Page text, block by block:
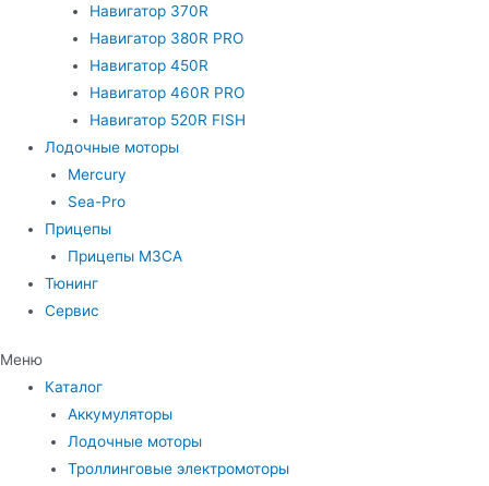
Навигатор 370R
Навигатор 380R PRO
Навигатор 450R
Навигатор 460R PRO
Навигатор 520R FISH
Лодочные моторы
Mercury
Sea-Pro
Прицепы
Прицепы МЗСА
Тюнинг
Сервис
Меню
Каталог
Аккумуляторы
Лодочные моторы
Троллинговые электромоторы